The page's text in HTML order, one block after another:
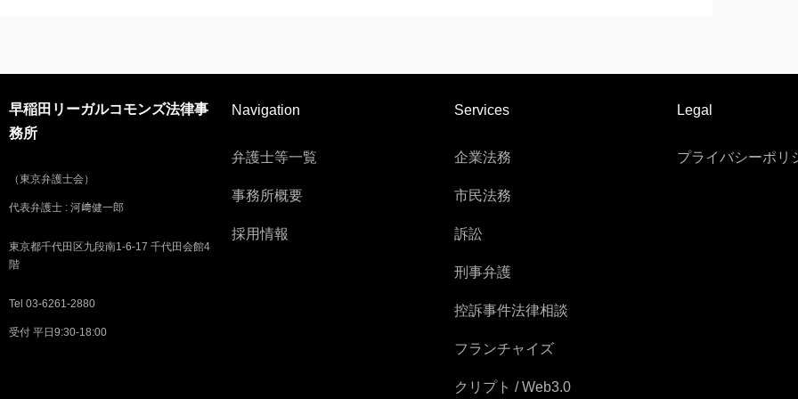
早稲田リーガルコモンズ法律事
務所
（東京弁護士会）
代表弁護士 : 河﨑健一郎
東京都千代田区九段南1-6-17 千代田会館4
階
Tel 03-6261-2880
受付 平日9:30-18:00
Navigation
弁護士等一覧
事務所概要
採用情報
Services
企業法務
市民法務
訴訟
刑事弁護
控訴事件法律相談
フランチャイズ
クリプト / Web3.0
Legal
プライバシーポリ